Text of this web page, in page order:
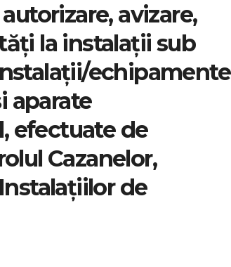
avizare,
la instalaţii sub
echipamente
aparate
efectuate de
Cazanelor,
de